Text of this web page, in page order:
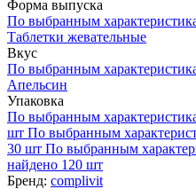
Форма выпуска
По выбранным
Таблетки жевательные
Вкус
По выбранным
Апельсин
Упаковка
По выбранным
шт По выбранным
30 шт По выбранным
найдено 120 шт
Бренд: complivit